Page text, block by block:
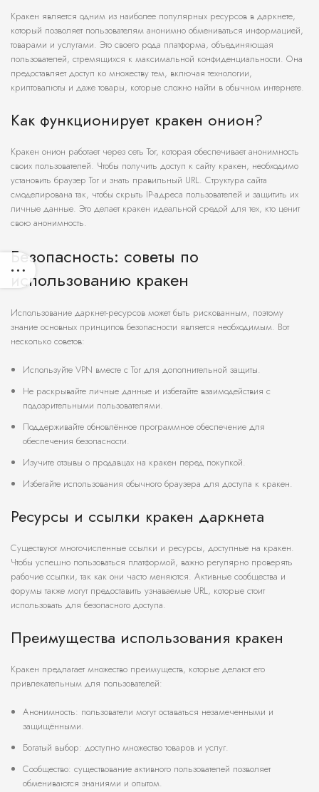
Кракен является одним из наиболее популярных ресурсов в даркнете,
который позволяет пользователям анонимно обмениваться информацией,
товарами и услугами. Это своего рода платформа, объединяющая
пользователей, стремящихся к максимальной конфиденциальности. Она
предоставляет доступ ко множеству тем, включая технологии,
криптовалюты и даже товары, которые сложно найти в обычном интернете.
Как функционирует кракен онион?
Кракен онион работает через сеть Tor, которая обеспечивает анонимность
своих пользователей. Чтобы получить доступ к сайту кракен, необходимо
установить браузер Tor и знать правильный URL. Структура сайта
смоделирована так, чтобы скрыть IP-адреса пользователей и защитить их
личные данные. Это делает кракен идеальной средой для тех, кто ценит
свою анонимность.
Безопасность: советы по
использованию кракен
Использование даркнет-ресурсов может быть рискованным, поэтому
знание основных принципов безопасности является необходимым. Вот
несколько советов:
Используйте VPN вместе с Tor для дополнительной защиты.
Не раскрывайте личные данные и избегайте взаимодействия с
подозрительными пользователями.
Поддерживайте обновлённое программное обеспечение для
обеспечения безопасности.
Изучите отзывы о продавцах на кракен перед покупкой.
Избегайте использования обычного браузера для доступа к кракен.
Ресурсы и ссылки кракен даркнета
Существуют многочисленные ссылки и ресурсы, доступные на кракен.
Чтобы успешно пользоваться платформой, важно регулярно проверять
рабочие ссылки, так как они часто меняются. Активные сообщества и
форумы также могут предоставить узнаваемые URL, которые стоит
использовать для безопасного доступа.
Преимущества использования кракен
Кракен предлагает множество преимуществ, которые делают его
привлекательным для пользователей:
Анонимность: пользователи могут оставаться незамеченными и
защищёнными.
Богатый выбор: доступно множество товаров и услуг.
Сообщество: существование активного пользователей позволяет
обмениваются знаниями и опытом.